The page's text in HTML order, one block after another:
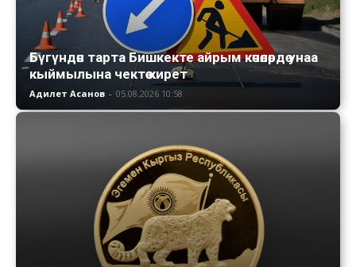
Бүгүндөн тарта Бишкекте айрым көчөлөрдө унаа
кыймылына чектөө кирет
Адилет Асанов - 05.08.2026 10:58